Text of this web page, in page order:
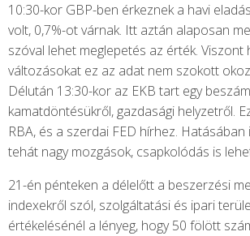
10:30-kor GBP-ben érkeznek a havi
volt, 0,7%-ot várnak. Itt aztán alaposan
szóval lehet meglepetés az érték. Viszont
változásokat ez az adat nem szokott
Délután 13:30-kor az EKB tart egy
kamatdöntésükről, gazdasági helyzetről.
RBA, és a szerdai FED hírhez.
tehát nagy mozgások, csapkolódás is
21-én pénteken a délelőtt a beszerzési
indexekről szól, szolgáltatási és ipari
értékelésénél a lényeg, hogy 50 fölött